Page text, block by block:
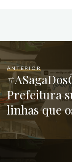
ANTERIOR
Prefeitura
linhas que